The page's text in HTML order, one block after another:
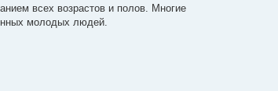
всех возрастов и полов. Многие
молодых людей.